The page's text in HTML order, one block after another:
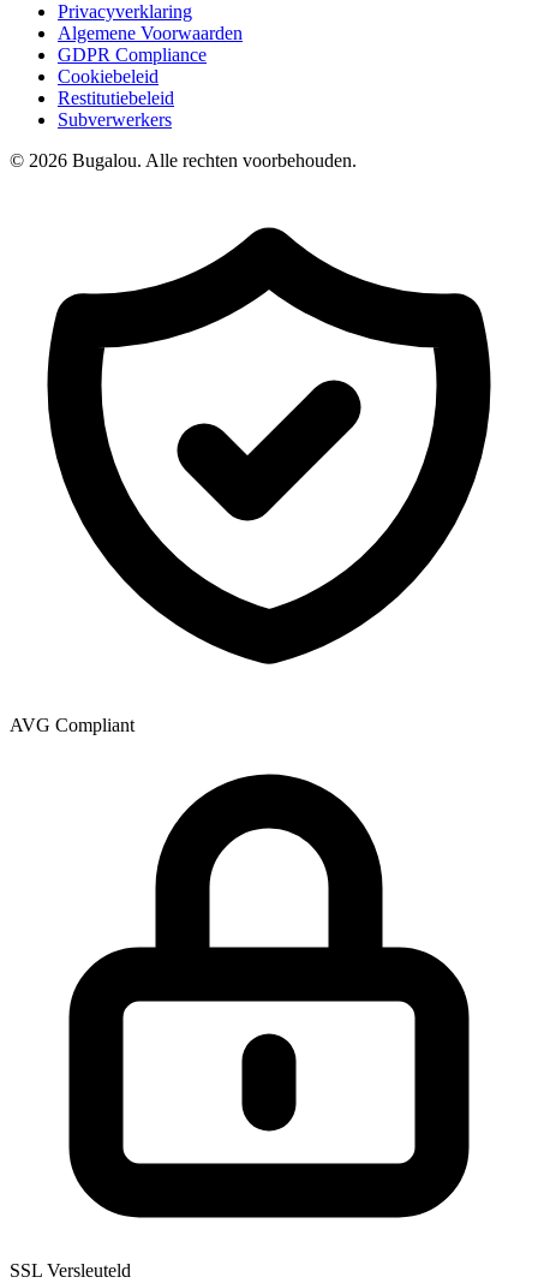
Privacyverklaring
Algemene Voorwaarden
GDPR Compliance
Cookiebeleid
Restitutiebeleid
Subverwerkers
© 2026 Bugalou. Alle rechten voorbehouden.
AVG Compliant
SSL Versleuteld